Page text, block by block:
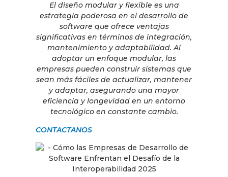
El diseño modular y flexible es una
estrategia poderosa en el desarrollo de
software que ofrece ventajas
significativas en términos de integración,
mantenimiento y adaptabilidad. Al
adoptar un enfoque modular, las
empresas pueden construir sistemas que
sean más fáciles de actualizar, mantener
y adaptar, asegurando una mayor
eficiencia y longevidad en un entorno
tecnológico en constante cambio.
CONTACTANOS